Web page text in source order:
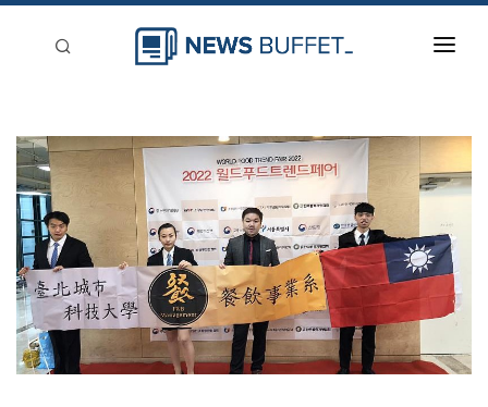
新聞稿分類
刊登